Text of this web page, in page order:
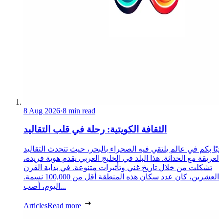
8 Aug 2026·8 min read
الثقافة الكويتية: رحلة في قلب التقاليد
بكم في عالم يلتقي فيه الصحراء بالبحر، حيث تتحدث التقاليد
مع الحداثة. هذا البلد في الخليج العربي يقدم هوية فريدة،
تشكلت من خلال تاريخ غني وتأثيرات متنوعة. في بداية القرن
العشرين، كان عدد سكان هذه المنطقة أقل من 100,000 نسمة.
اليوم، أصب...
ArticlesRead more